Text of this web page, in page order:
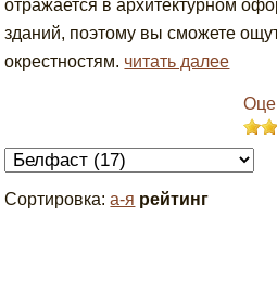
отражается в архитектурном
зданий, поэтому вы сможете
окрестностям. читать далее
Сортировка:а-я рейтинг